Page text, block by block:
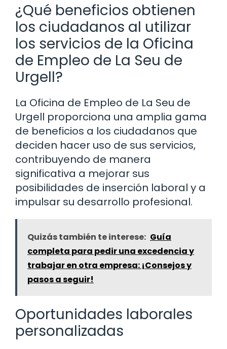
¿Qué beneficios obtienen
los ciudadanos al utilizar
los servicios de la Oficina
de Empleo de La Seu de
Urgell?
La Oficina de Empleo de La Seu de
Urgell proporciona una amplia gama
de beneficios a los ciudadanos que
deciden hacer uso de sus servicios,
contribuyendo de manera
significativa a mejorar sus
posibilidades de inserción laboral y a
impulsar su desarrollo profesional.
Quizás también te interese: Guía
completa para pedir una excedencia y
trabajar en otra empresa: ¡Consejos y
pasos a seguir!
Oportunidades laborales
personalizadas